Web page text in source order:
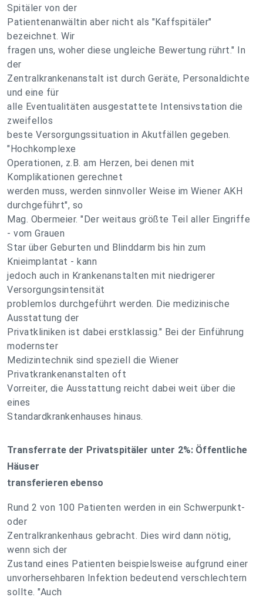
Spitäler von der
Patientenanwältin aber nicht als "Kaffspitäler"
bezeichnet. Wir
fragen uns, woher diese ungleiche Bewertung rührt." In
der
Zentralkrankenanstalt ist durch Geräte, Personaldichte
und eine für
alle Eventualitäten ausgestattete Intensivstation die
zweifellos
beste Versorgungssituation in Akutfällen gegeben.
"Hochkomplexe
Operationen, z.B. am Herzen, bei denen mit
Komplikationen gerechnet
werden muss, werden sinnvoller Weise im Wiener AKH
durchgeführt", so
Mag. Obermeier. "Der weitaus größte Teil aller Eingriffe
- vom Grauen
Star über Geburten und Blinddarm bis hin zum
Knieimplantat - kann
jedoch auch in Krankenanstalten mit niedrigerer
Versorgungsintensität
problemlos durchgeführt werden. Die medizinische
Ausstattung der
Privatkliniken ist dabei erstklassig." Bei der Einführung
modernster
Medizintechnik sind speziell die Wiener
Privatkrankenanstalten oft
Vorreiter, die Ausstattung reicht dabei weit über die
eines
Standardkrankenhauses hinaus.
Transferrate der Privatspitäler unter 2%: Öffentliche
Häuser
transferieren ebenso
Rund 2 von 100 Patienten werden in ein Schwerpunkt-
oder
Zentralkrankenhaus gebracht. Dies wird dann nötig,
wenn sich der
Zustand eines Patienten beispielsweise aufgrund einer
unvorhersehbaren Infektion bedeutend verschlechtern
sollte. "Auch